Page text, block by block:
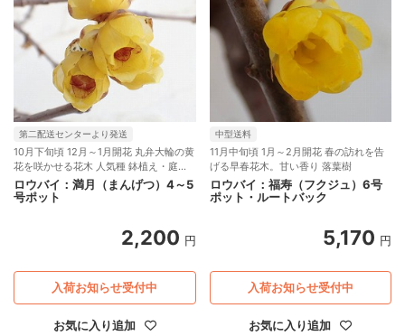
第二配送センターより発送
10月下旬頃 12月～1月開花 丸弁大輪の黄
花を咲かせる花木 人気種 鉢植え・庭植
えに
ロウバイ：満月（まんげつ）4～5
号ポット
2,200 円
お気に入り追加
入荷お知らせ受付中
中型送料
11月中旬頃 1月～2月開花 春の訪れを告
げる早春花木。甘い香り 落葉樹
ロウバイ：福寿（フクジュ）6号
ポット・ルートバック
5,170 円
お気に入り追加
入荷お知らせ受付中